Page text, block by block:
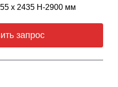
х 2435 Н-2900 мм
запрос